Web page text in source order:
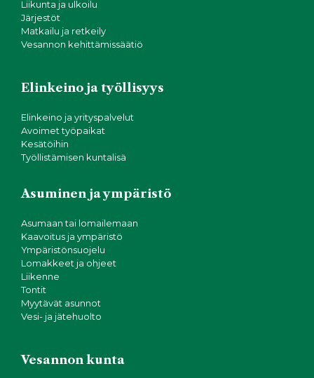
Liikunta ja ulkoilu
Järjestöt
Matkailu ja retkeily
Vesannon kehittämissäätiö
Elinkeino ja työllisyys
Elinkeino ja yrityspalvelut
Avoimet työpaikat
Kesätöihin
Työllistämisen kuntalisä
Asuminen ja ympäristö
Asumaan tai lomailemaan
Kaavoitus ja ympäristö
Ympäristönsuojelu
Lomakkeet ja ohjeet
Liikenne
Tontit
Myytävät asunnot
Vesi- ja jätehuolto
Vesannon kunta